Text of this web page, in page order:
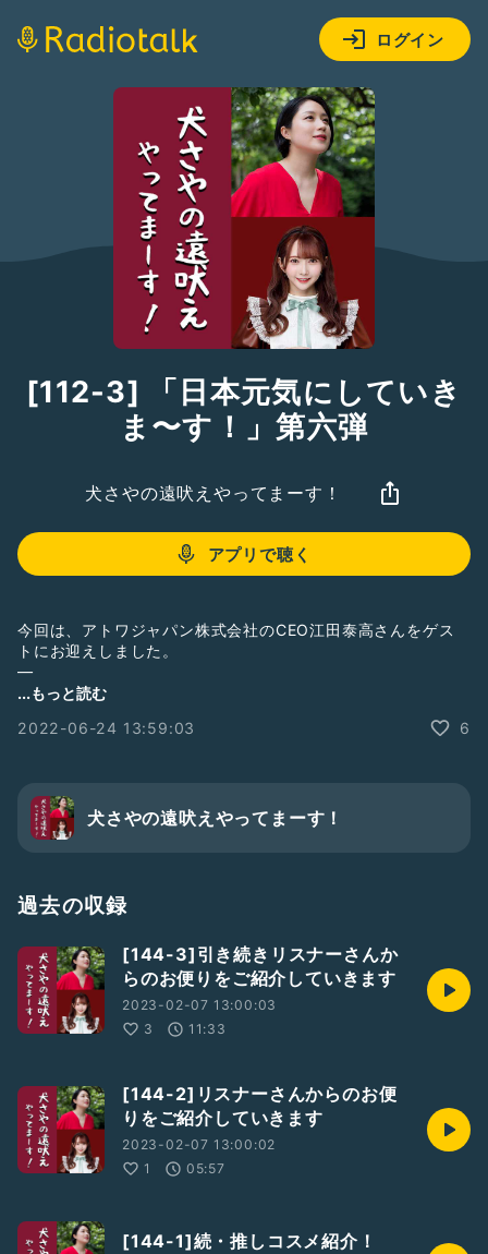
ログイン
[112-3] 「日本元気にしていき
ま〜す！」第六弾
犬さやの遠吠えやってまーす！
アプリで聴く
今回は、アトワジャパン株式会社のCEO江田泰高さんをゲス
トにお迎えしました。
—
番組HPhttps://www.mbs1179.com/inuboe/
...もっと読む
2022-06-24 13:59:03
6
犬さやの遠吠えやってまーす！
過去の収録
[144-3]引き続きリスナーさんか
らのお便りをご紹介していきます
2023-02-07 13:00:03
3
11:33
[144-2]リスナーさんからのお便
りをご紹介していきます
2023-02-07 13:00:02
1
05:57
[144-1]続・推しコスメ紹介！